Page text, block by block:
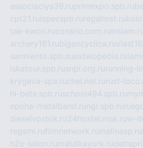
associaciya39.ruprimexpo.spb.ru
cpt21.ru ispecspb.ru regahost.ru
tae-kwon.ruconsrio.com.ru
archery161.rubigencyclica.ru
sarmiento.spb.suextelopedia.ru
iskatour.spb.rusnpi.org.ru running-
krygeva-spa.ruchel.net.ru rust-
hl-beta.spb.ruschool494.spb.ru
epoha-metalband.ru ngr.spb.ru
dieselvostok.ru24hostel.msk.ruw-
regsmi.rufilmnetwork.ru malinasp.ru
h2o-salon.ru malutkayork.ru